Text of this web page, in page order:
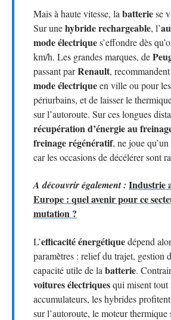
Mais à haute vitesse, la batteriese
Sur unehybride rechargeable, l’
mode électriques’effondre dès
km/h. Les grandes marques, de
passant parRenault,
mode électriqueen ville ou pour
périurbains, et de laisser le
sur l’autoroute. Sur ces longues
récupération d’énergie au
freinage régénératif, ne joue
car les occasions de décélérer sont
A découvrir également : Industrie
Europe : quel avenir pour ce
mutation ?
L’efficacité énergétiquedépend
paramètres : relief du trajet, gestion
capacité utile de la batterie.
voitures électriquesqui misent tout
accumulateurs, les hybrides
sur l’autoroute, le moteur thermique